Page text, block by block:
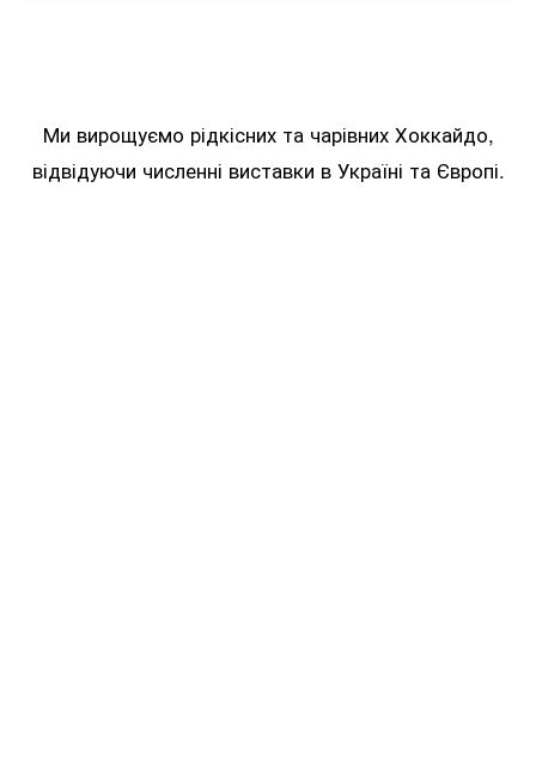
Ми вирощуємо рідкісних та чарівних Хоккайдо,
відвідуючи численні виставки в Україні та Європі.